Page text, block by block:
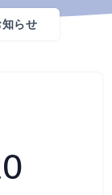
らせ